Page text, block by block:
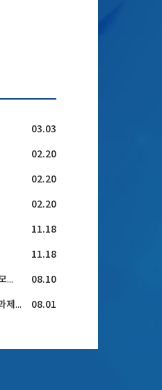
03.03
02.20
02.20
02.20
11.18
11.18
제14회 일본 HOPE Meeting 참가자 모집 공고 08.10
2022년 융합교육(STEAM) 정책연구 과제 공모 안내 08.01